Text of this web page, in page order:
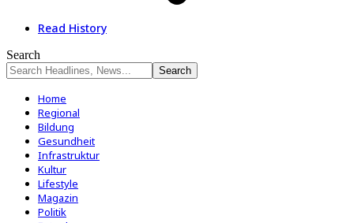
Read History
Search
Home
Regional
Bildung
Gesundheit
Infrastruktur
Kultur
Lifestyle
Magazin
Politik